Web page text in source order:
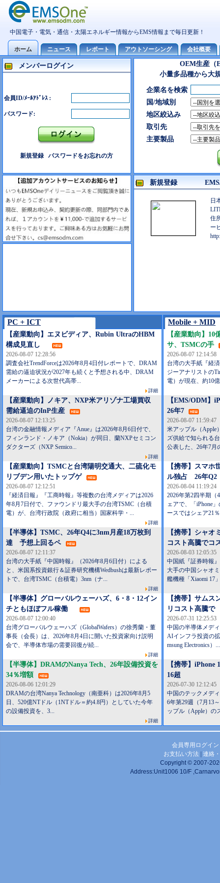
メンバーログイン
会員ID/ﾒｰﾙｱﾄﾞﾚｽ :
パスワード:
新規登録 パスワードをお忘れの方
OEM生産（
小量多品種から大
企業名を検索
国/地域別
地区絞込み
取引先
主要製品
新規登録 EMS/
日
住
ー
PC + ICT
【産業動向】エヌビディア、Rubin UltraのHBM
構成見直し
2026-08-07 12:28:56
調査会社TrendForceは2026年8月4日付レポートで、DRAM
需給の逼迫状況が2027年も続くと予想される中、DRAM
メーカーによる次世代高帯...
詳細
【産業動向】ノキア、NXP米アリゾナ工場買収
需給逼迫のInP生産
2026-08-07 12:13:25
台湾の金融情報メディア『Anue』は2026年8月6日付で、
フィンランド・ノキア（Nokia）が同日、蘭NXPセミコン
ダクターズ（NXP Semico...
詳細
【産業動向】TSMCと台湾陽明交通大、二硫化モ
リブデン用いたトップゲ
2026-08-07 12:12:51
『経済日報』『工商時報』等複数の台湾メディアは2026
年8月7日付で、ファウンドリ最大手の台湾TSMC（台積
電）が、台湾行政院（政府に相当）国家科学・...
詳細
【半導体】TSMC、26年Q4に3nm月産18万枚到
達 予想上回るペ
2026-08-07 12:11:37
台湾の大手紙『中国時報』（2026年8月6日付）による
と、米国系投資銀行＆証券研究機構Wedbushは最新レポー
トで、台湾TSMC（台積電）3nm（ナ...
詳細
【半導体】グローバルウェーハズ、6・8・12イン
チともほぼフル稼働
2026-08-07 12:00:40
台湾グローバルウェーハズ（GlobalWafers）の徐秀蘭・董
事長（会長）は、2026年8月4日に開いた投資家向け説明
会で、半導体市場の需要回復が続...
詳細
【半導体】DRAMのNanya Tech、26年設備投資を
34％増額
2026-08-06 12:01:29
DRAMの台湾Nanya Technology（南亜科）は2026年8月5
日、520億NTドル（1NTドル＝約4.8円）としていた今年
の設備投資を、3...
詳細
Mobile + MID
【産業動向】
サ、TSMCの手
2026-08-07 12:14:58
台湾の大手紙『経
ジーアナリストの
電）が現在、約10
【EMS/ODM】
26年7
2026-08-07 11:59:47
米アップル（Apple
ズ供給で知られる
公表した、26年7
【携帯】スマホ
ル独占 26年
2026-08-04 11:19:24
2026年第2四半期
ェアで、「iPhone
ースではシェア21
【携帯】シャ
コスト高騰でコ
2026-08-03 12:05:35
中国紙『証券時報
大手の中国シャオ
艦機種「Xiaomi 17
【携帯】サム
リコスト高騰で
2026-07-31 12:25:53
中国の半導体メデ
AIインフラ投資の
msung Electronics）
【携帯】iPhone
16超
2026-07-30 12:12:45
中国のテックメデ
6年第29週（7月13
ップル（Apple）